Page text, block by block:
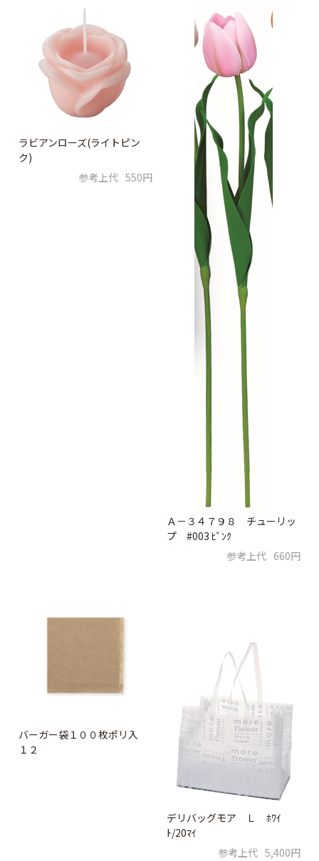
ラビアンローズ(ライトピン
ク)
参考上代 550円
Ａ－３４７９８ チューリッ
プ #003 ﾋﾟﾝｸ
参考上代 660円
バーガー袋１００枚ポリ入
１２
デリバッグモア Ｌ ﾎﾜｲ
ﾄ/20ﾏｲ
参考上代 5,400円